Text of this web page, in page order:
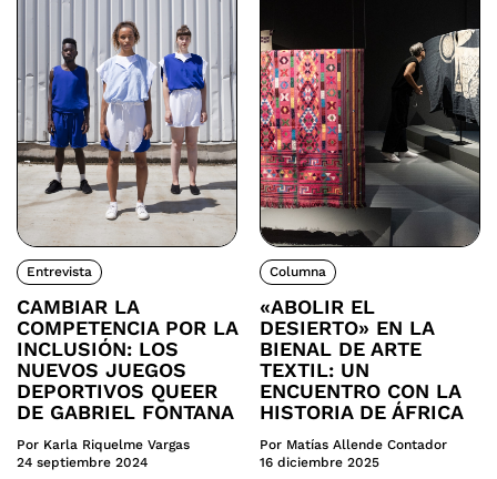
Entrevista
CAMBIAR LA
COMPETENCIA POR LA
INCLUSIÓN: LOS
NUEVOS JUEGOS
DEPORTIVOS QUEER
DE GABRIEL FONTANA
Por Karla Riquelme Vargas
24 septiembre 2024
Columna
«ABOLIR EL
DESIERTO» EN LA
BIENAL DE ARTE
TEXTIL: UN
ENCUENTRO CON LA
HISTORIA DE ÁFRICA
Por Matías Allende Contador
16 diciembre 2025